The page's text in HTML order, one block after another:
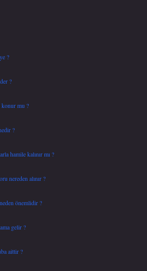
?
?
konur mu ?
?
hamile kalınır mı ?
nereden alınır ?
önemlidir ?
gelir ?
aittir ?